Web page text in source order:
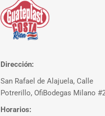
Dirección:
San Rafael de Alajuela, Calle
Potrerillo, OfiBodegas Milano
Horarios: